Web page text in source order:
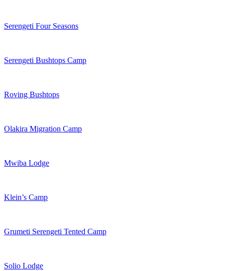
Serengeti Four Seasons
Serengeti Bushtops Camp
Roving Bushtops
Olakira Migration Camp
Mwiba Lodge
Klein’s Camp
Grumeti Serengeti Tented Camp
Solio Lodge